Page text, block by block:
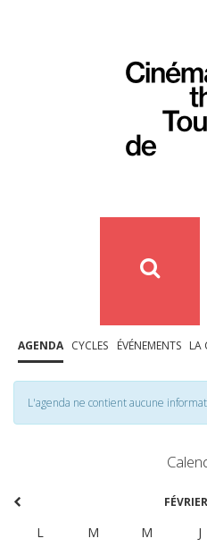
AGENDA CYCLES ÉVÉNEMENTS LA
L'agenda ne contient aucune
L M M J